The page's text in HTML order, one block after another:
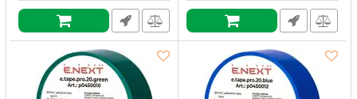
Артикул:p0450011